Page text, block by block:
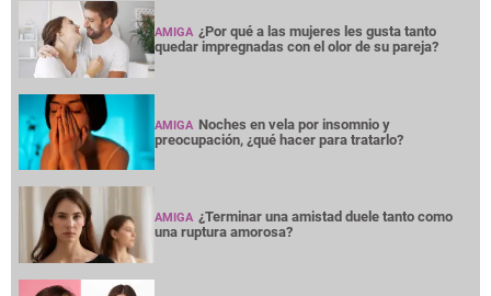
AMIGA ¿Por qué a las mujeres les gusta tanto
quedar impregnadas con el olor de su pareja?
AMIGA Noches en vela por insomnio y
preocupación, ¿qué hacer para tratarlo?
AMIGA ¿Terminar una amistad duele tanto como
una ruptura amorosa?